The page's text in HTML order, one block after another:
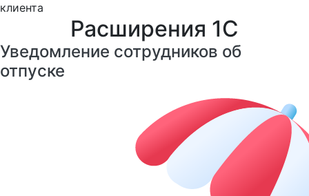
клиента
Расширения 1С
Уведомление сотрудников об
отпуске